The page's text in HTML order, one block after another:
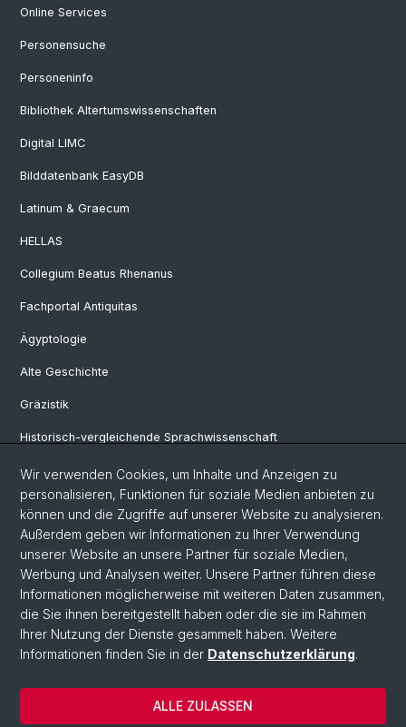
Online Services
Personensuche
Personeninfo
Bibliothek Altertumswissenschaften
Digital LIMC
Bilddatenbank EasyDB
Latinum & Graecum
HELLAS
Collegium Beatus Rhenanus
Fachportal Antiquitas
Ägyptologie
Alte Geschichte
Gräzistik
Historisch-vergleichende Sprachwissenschaft
Klassische Archäologie
Latinistik
Ur- und Frühgeschichtliche und Provinzialrömische Archäologie
Vindonissa-Professur
© Universität Basel
Philosophisch-Historische Fakultät
Home
Datenschutzerklärung
Wir verwenden Cookies, um Inhalte und Anzeigen zu
personalisieren, Funktionen für soziale Medien anbieten zu
können und die Zugriffe auf unserer Website zu analysieren.
Außerdem geben wir Informationen zu Ihrer Verwendung
unserer Website an unsere Partner für soziale Medien,
Werbung und Analysen weiter. Unsere Partner führen diese
Informationen möglicherweise mit weiteren Daten zusammen,
die Sie ihnen bereitgestellt haben oder die sie im Rahmen
Ihrer Nutzung der Dienste gesammelt haben. Weitere
Informationen finden Sie in der Datenschutzerklärung.
ALLE ZULASSEN